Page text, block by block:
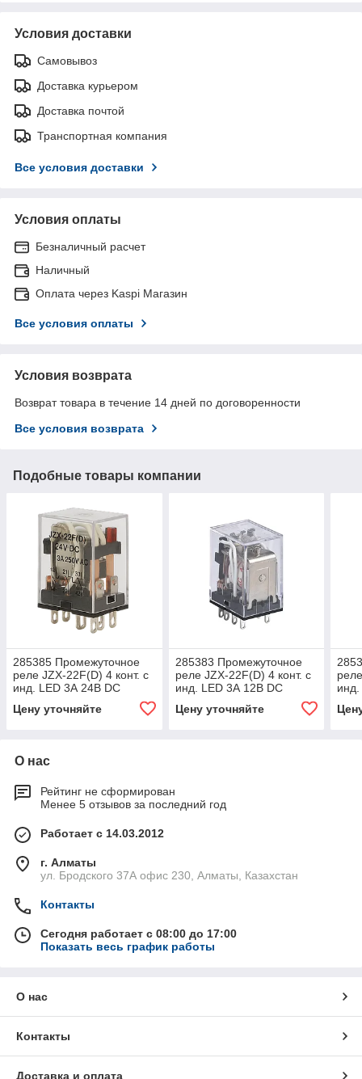
Условия доставки
Самовывоз
Доставка курьером
Доставка почтой
Транспортная компания
Все условия доставки
Условия оплаты
Безналичный расчет
Наличный
Оплата через Kaspi Магазин
Все условия оплаты
Условия возврата
Возврат товара в течение 14 дней по договоренности
Все условия возврата
Подобные товары компании
285385 Промежуточное
реле JZX-22F(D) 4 конт. с
инд. LED 3А 24В DC
Цену уточняйте
285383 Промежуточное
реле JZX-22F(D) 4 конт. с
инд. LED 3А 12В DC
Цену уточняйте
О нас
Рейтинг не сформирован
Менее 5 отзывов за последний год
Работает с 14.03.2012
г. Алматы
ул. Бродского 37А офис 230, Алматы, Казахстан
Контакты
Сегодня работает с 08:00 до 17:00
Показать весь график работы
О нас
Контакты
Доставка и оплата